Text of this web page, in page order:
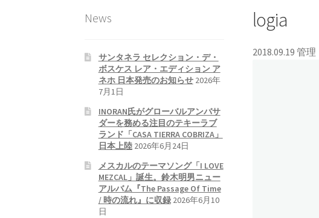
協
会
式
WEB
サ
イ
ト
logia
2018.09.19 管理
News
サンタネラ セレクション・デ・
ボスケス レア・エディション ア
ネホ 日本発売のお知らせ 2026年
7月1日
INORAN氏がグローバルアンバサ
ダーを務める注目のテキーラブ
ランド「CASA TIERRA COBRIZA」
日本上陸 2026年6月24日
メスカルのテーマソング「I LOVE
MEZCAL」誕生。鈴木明男ニュー
アルバム『The Passage Of Time
/ 時の流れ』に収録 2026年6月10
日